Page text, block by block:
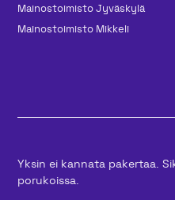
Mainos­toimisto Jyväskylä
Mainos­toimisto Mikkeli
Yksin ei kannata pakertaa.
porukoissa.